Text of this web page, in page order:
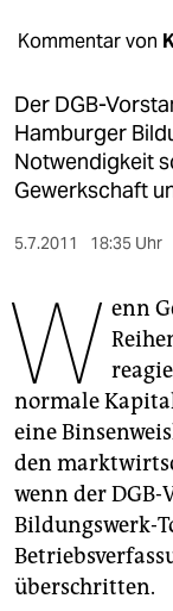
öko
gesellschaft
kultur
sport
berlin
nord
wahrheit
verlag
verlag
veranstaltungen
shop
fragen & hilfe
Kommentar von
Der DGB-
Hamburger
Notwendigkeit
Gewerkschaft
5.7.2011 18:35 Uhr
W enn
normale
eine
den
wenn der
Bildungswerk-
überschritten.